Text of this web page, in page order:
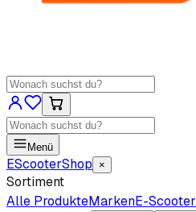
Menü
EScooterShop ×
Sortiment
Alle ProdukteMarkenE-Scooter